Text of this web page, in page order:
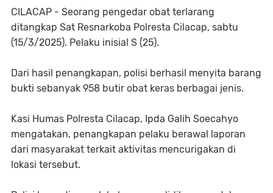
CILACAP - Seorang pengedar obat terlarang
ditangkap Sat Resnarkoba Polresta Cilacap, sabtu
(15/3/2025). Pelaku inisial S (25).
Dari hasil penangkapan, polisi berhasil menyita barang
bukti sebanyak 958 butir obat keras berbagai jenis.
Kasi Humas Polresta Cilacap, Ipda Galih Soecahyo
mengatakan, penangkapan pelaku berawal laporan
dari masyarakat terkait aktivitas mencurigakan di
lokasi tersebut.